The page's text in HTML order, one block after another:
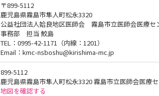
〒899-5112
鹿児島県霧島市隼人町松永3320
公益社団法人姶良地区医師会 霧島市立医師会医療セ
事務部 担当 鮫島
TEL：0995-42-1171（内線：1201）
Email：kmc-nsboshu@kirishima-mc.jp
899-5112
鹿児島県霧島市隼人町松永3320 霧島市立医師会医療
地図を確認する